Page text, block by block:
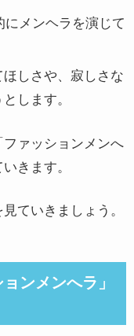
メンヘラを演じて
しさや、寂しさな
します。
ァッションメンへ
きます。
ていきましょう。
ンメンへラ」